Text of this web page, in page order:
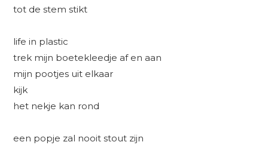
tot de stem stikt
life in plastic
trek mijn boetekleedje af en aan
mijn pootjes uit elkaar
kijk
het nekje kan rond
een popje zal nooit stout zijn